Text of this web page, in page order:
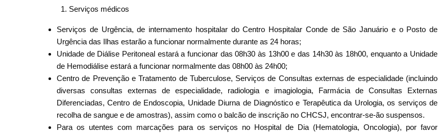
1. Serviços médicos
Serviços de Urgência, de internamento hospitalar do Centro Hospitalar Conde de São Januário e o Posto de
Urgência das Ilhas estarão a funcionar normalmente durante as 24 horas;
Unidade de Diálise Peritoneal estará a funcionar das 08h30 às 13h00 e das 14h30 às 18h00, enquanto a Unidade
de Hemodiálise estará a funcionar normalmente das 08h00 às 24h00;
Centro de Prevenção e Tratamento de Tuberculose, Serviços de Consultas externas de especialidade (incluindo
diversas consultas externas de especialidade, radiologia e imagiologia, Farmácia de Consultas Externas
Diferenciadas, Centro de Endoscopia, Unidade Diurna de Diagnóstico e Terapêutica da Urologia, os serviços de
recolha de sangue e de amostras), assim como o balcão de inscrição no CHCSJ, encontrar-se-ão suspensos.
Para os utentes com marcações para os serviços no Hospital de Dia (Hematologia, Oncologia), por favor